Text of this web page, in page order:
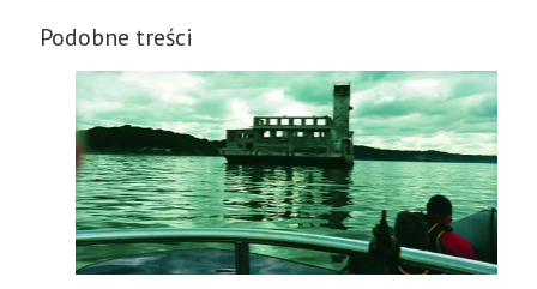
Podobne treści